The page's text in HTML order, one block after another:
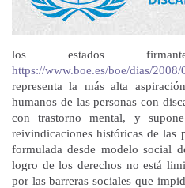
los estados
https://www.boe.es/boe/dias/
representa la más alta
humanos de las personas con
con trastorno mental, y
reivindicaciones históricas de las
formulada desde modelo social
logro de los derechos no está
por las barreras sociales que